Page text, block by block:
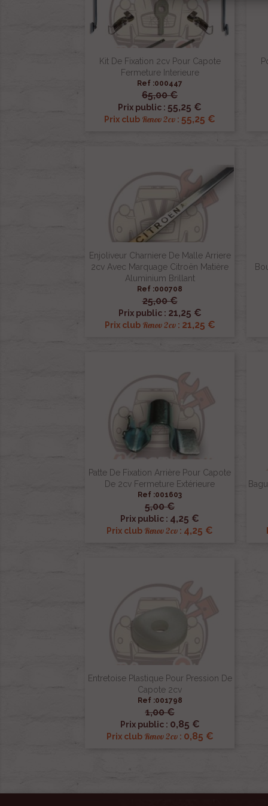
Kit De Fixation 2cv Pour Capote
Fermeture Interieure
Ref :000447
65,00 €
Prix public : 55,25 €
Prix club Renov 2cv : 55,25 €
 Aperçu rapide
Enjoliveur Charniere De Malle Arriere
2cv Avec Marquage Citroën Matière
Aluminium Brillant
Ref :000708
25,00 €
Prix public : 21,25 €
Prix club Renov 2cv: 21,25 €
 Aperçu rapide
Patte De Fixation Arrière Pour Capote
De 2cv Fermeture Extérieure
Ref :001603
5,00 €
Prix public : 4,25 €
Prix club Renov 2cv : 4,25 €
 Aperçu rapide
Entretoise Plastique Pour Pression De
Capote 2cv
Ref :001798
1,00 €
Prix public : 0,85 €
Prix club Renov 2cv: 0,85 €
 Aperçu rapide